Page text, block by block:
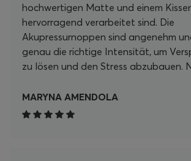
hochwertigen Matte und einem
hervorragend verarbeitet sind. Die
Akupressurnoppen sind angenehm
genau die richtige Intensität, um
zu lösen und den Stress abzubauen.
unglaublich entspannt und
besonderes Highlight ist, wie einfach
MARYNA AMENDOLA